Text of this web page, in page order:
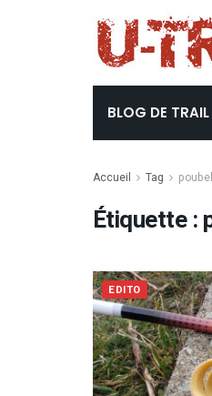
BLOG DE TRAIL
Accueil Tag
Étiquette :
EDITO